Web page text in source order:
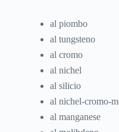
al piombo
al tungsteno
al cromo
al nichel
al silicio
al nichel-cromo-
al manganese